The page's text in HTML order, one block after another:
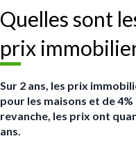
Quelles sont
prix
Sur 2 ans, les prix
pour les maisons et de
revanche, les prix ont
ans.